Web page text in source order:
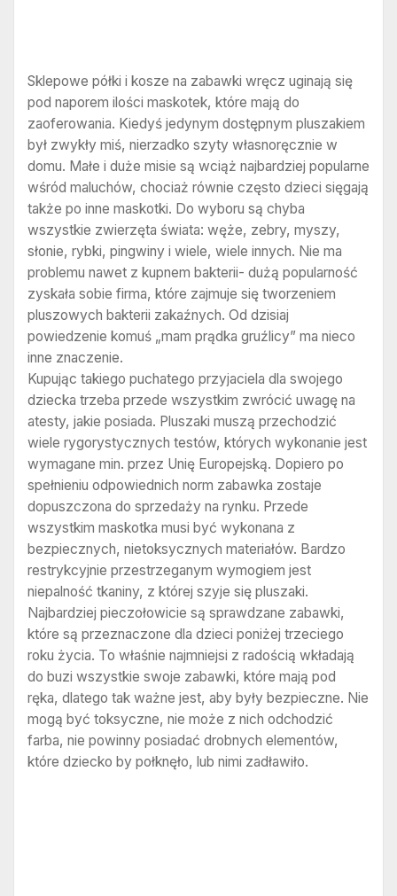
Sklepowe półki i kosze na zabawki wręcz uginają się
pod naporem ilości maskotek, które mają do
zaoferowania. Kiedyś jedynym dostępnym pluszakiem
był zwykły miś, nierzadko szyty własnoręcznie w
domu. Małe i duże misie są wciąż najbardziej popularne
wśród maluchów, chociaż równie często dzieci sięgają
także po inne maskotki. Do wyboru są chyba
wszystkie zwierzęta świata: węże, zebry, myszy,
słonie, rybki, pingwiny i wiele, wiele innych. Nie ma
problemu nawet z kupnem bakterii- dużą popularność
zyskała sobie firma, które zajmuje się tworzeniem
pluszowych bakterii zakaźnych. Od dzisiaj
powiedzenie komuś „mam prądka gruźlicy” ma nieco
inne znaczenie.
Kupując takiego puchatego przyjaciela dla swojego
dziecka trzeba przede wszystkim zwrócić uwagę na
atesty, jakie posiada. Pluszaki muszą przechodzić
wiele rygorystycznych testów, których wykonanie jest
wymagane min. przez Unię Europejską. Dopiero po
spełnieniu odpowiednich norm zabawka zostaje
dopuszczona do sprzedaży na rynku. Przede
wszystkim maskotka musi być wykonana z
bezpiecznych, nietoksycznych materiałów. Bardzo
restrykcyjnie przestrzeganym wymogiem jest
niepalność tkaniny, z której szyje się pluszaki.
Najbardziej pieczołowicie są sprawdzane zabawki,
które są przeznaczone dla dzieci poniżej trzeciego
roku życia. To właśnie najmniejsi z radością wkładają
do buzi wszystkie swoje zabawki, które mają pod
ręka, dlatego tak ważne jest, aby były bezpieczne. Nie
mogą być toksyczne, nie może z nich odchodzić
farba, nie powinny posiadać drobnych elementów,
które dziecko by połknęło, lub nimi zadławiło.